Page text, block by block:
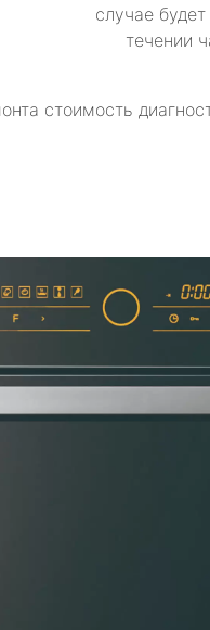
случае
течении
стоимость